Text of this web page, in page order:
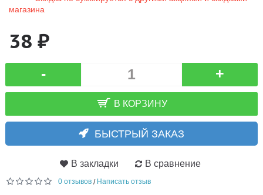
магазина
38 ₽
- +
В КОРЗИНУ
БЫСТРЫЙ ЗАКАЗ
В закладки В сравнение
0 отзывов / Написать отзыв